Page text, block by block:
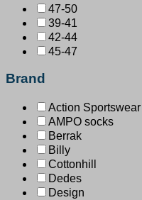
47-50
39-41
42-44
45-47
Brand
Action Sportswear
AMPO socks
Berrak
Billy
Cottonhill
Dedes
Design